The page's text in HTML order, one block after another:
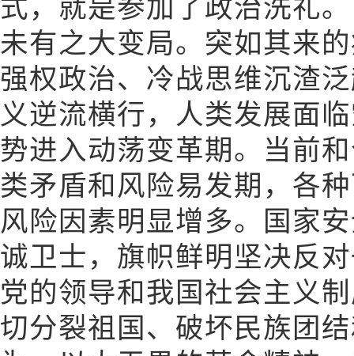
式，就是参加了政治洗礼
未有之大变局。突如其来
强权政治、冷战思维沉渣
义逆流横行，人类发展面
势进入动荡变革期。当前
类矛盾和风险易发期，各
风险因素明显增多。国家
诚卫士，旗帜鲜明坚决反
党的领导和我国社会主义
切分裂祖国、破坏民族团